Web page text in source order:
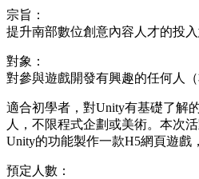
宗旨：
提升南部數位創意內容人才的投入
對象：
對參與遊戲開發有興趣的任何人（
適合初學者，對Unity有基礎了解
人，不限程式企劃或美術。本次
Unity的功能製作一款H5網頁遊戲
預定人數：